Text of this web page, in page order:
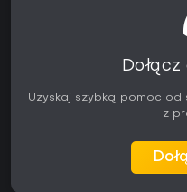
Uzyskaj szybką pomoc
z